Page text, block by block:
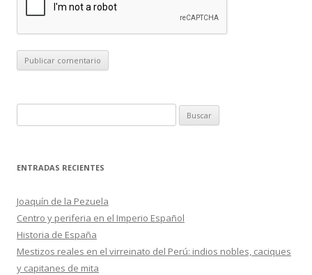
u
c
r
:
ENTRADAS RECIENTES
Joaquín de la Pezuela
Centro y periferia en el Imperio Español
Historia de España
Mestizos reales en el virreinato del Perú: indios nobles, caciques
y capitanes de mita